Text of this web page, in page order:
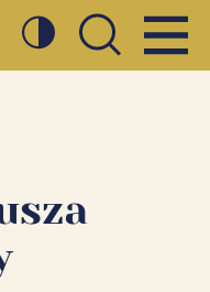
Spotkania
Poznański